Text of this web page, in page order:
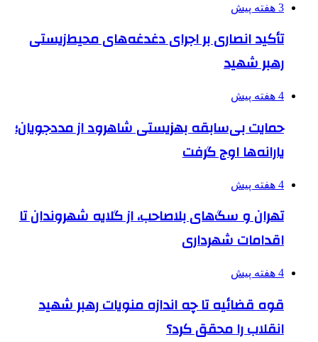
3 هفته پیش
تأکید انصاری بر اجرای دغدغه‌های محیط‌زیستی
رهبر شهید
4 هفته پیش
حمایت بی‌سابقه بهزیستی شاهرود از مددجویان؛
یارانه‌ها اوج گرفت
4 هفته پیش
تهران و سگ‌های بلاصاحب، از گلایه شهروندان تا
اقدامات شهرداری
4 هفته پیش
قوه قضائیه تا چه اندازه منویات رهبر شهید
انقلاب را محقق کرد؟